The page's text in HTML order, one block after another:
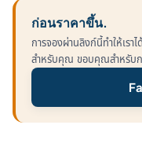
ก่อนราคาขึ้น.
การจองผ่านลิงก์นี้ทำให้เร
สำหรับคุณ ขอบคุณสำหรับ